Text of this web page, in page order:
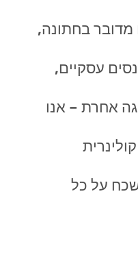
מדובר בחתונה,
עסקיים,
אחרת – אנו
על כל